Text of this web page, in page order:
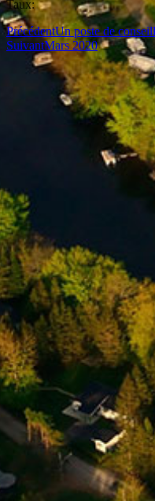
Taux:
PrécédentUn poste de
SuivantMars 2020